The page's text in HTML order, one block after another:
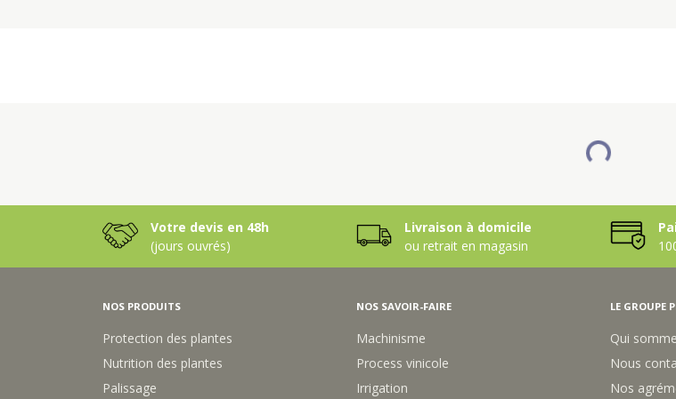
Protection des plantes
Nutrition des plantes
Palissage
Semences
Machinisme
Process vinicole
Irrigation
Qui
Nous
Nos
Mon